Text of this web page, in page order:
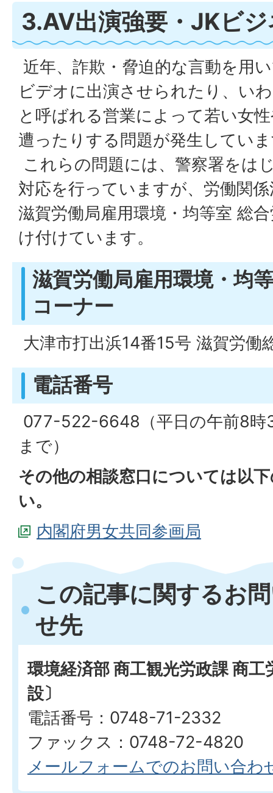
3.AV出演強要・JKビ
近年、詐欺・脅迫的な言動を用
ビデオに出演させられたり、い
と呼ばれる営業によって若い女
遭ったりする問題が発生してい
これらの問題には、警察署をは
対応を行っていますが、労働関
滋賀労働局雇用環境・均等室 総
け付けています。
滋賀労働局雇用環境・均
コーナー
大津市打出浜14番15号 滋賀労働
電話番号
077-522-6648（平日の午前8時
まで）
その他の相談窓口については以
い。
内閣府男女共同参画局
この記事に関するお
せ先
環境経済部 商工観光労政課 商工
設〕
電話番号：0748-71-2332
ファックス：0748-72-4820
メールフォームでのお問い合わ